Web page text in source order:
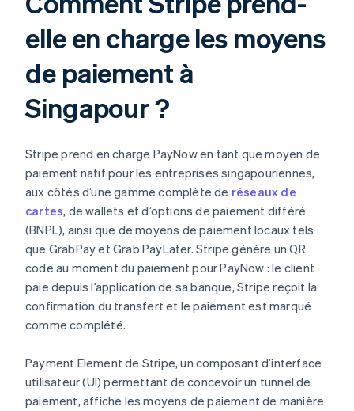
elle en charge les moyens
de paiement à
Singapour ?
Stripe prend en charge PayNow en tant que moyen de
paiement natif pour les entreprises singapouriennes,
aux côtés d’une gamme complète de réseaux de
cartes, de wallets et d’options de paiement différé
(BNPL), ainsi que de moyens de paiement locaux tels
que GrabPay et Grab PayLater. Stripe génère un QR
code au moment du paiement pour PayNow : le client
paie depuis l’application de sa banque, Stripe reçoit la
confirmation du transfert et le paiement est marqué
comme complété.
Payment Element de Stripe, un composant d’interface
utilisateur (UI) permettant de concevoir un tunnel de
paiement, affiche les moyens de paiement de manière